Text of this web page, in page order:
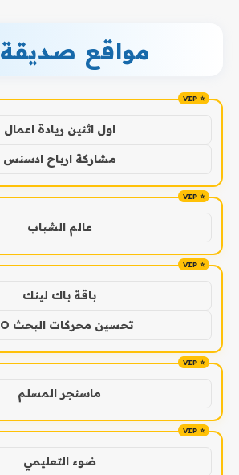
مواقع صديقة
اول اثنين ريادة اعمال
مشاركة ارباح ادسنس
عالم الشباب
باقة باك لينك
تحسين محركات البحث SEO
ماسنجر المسلم
ضوء التعليمي